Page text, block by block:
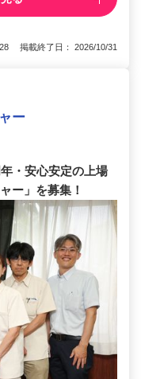
掲載終了日： 2026/10/31
ー
・安心安定の上場
ー」を募集！